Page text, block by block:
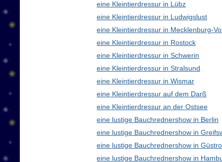
eine Kleintierdressur in Lübz
eine Kleintierdressur in Ludwigslust
eine Kleintierdressur in Mecklenburg-
eine Kleintierdressur in Rostock
eine Kleintierdressur in Schwerin
eine Kleintierdressur in Stralsund
eine Kleintierdressur in Wismar
eine Kleintierdressur auf dem Darß
eine Kleintierdressur an der Ostsee
eine lustige Bauchrednershow in Berlin
eine lustige Bauchrednershow in
eine lustige Bauchrednershow in
eine lustige Bauchrednershow in